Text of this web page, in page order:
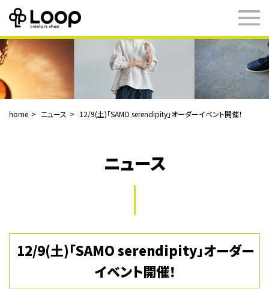
home ニュース 12/9(土)「SAMO serendipity」オーダーイベント開催！
ニュース
12/9(土)「SAMO serendipity」オーダー
イベント開催！